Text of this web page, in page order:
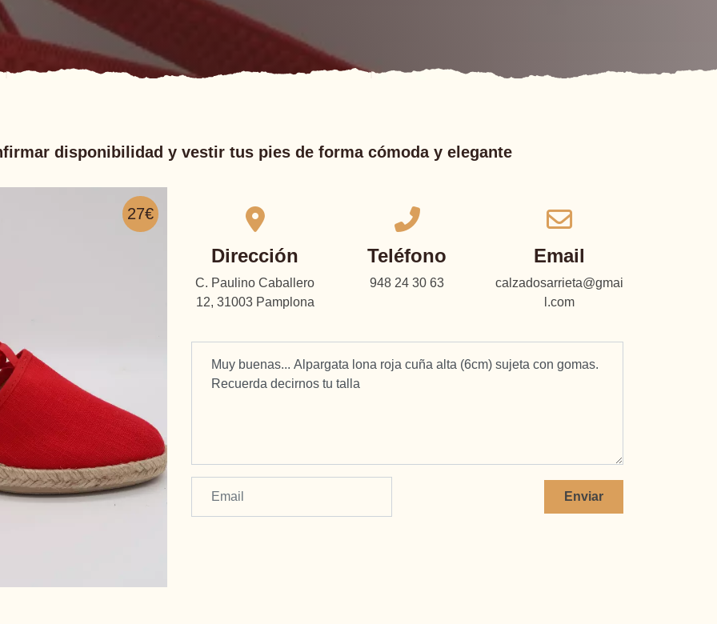
disponibilidad y vestir tus pies de forma cómoda y elegante
27€
Dirección
C. Paulino Caballero
12, 31003 Pamplona
Teléfono
948 24 30 63
Email
calzadosarrieta@gmai
l.com
Enviar